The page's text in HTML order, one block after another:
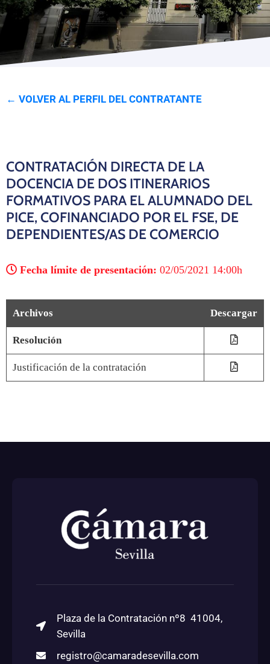
Programas
← VOLVER AL PERFIL DEL CONTRATANTE
CONTRATACIÓN DIRECTA DE LA
DOCENCIA DE DOS ITINERARIOS
FORMATIVOS PARA EL ALUMNADO DEL
PICE, COFINANCIADO POR EL FSE, DE
DEPENDIENTES/AS DE COMERCIO
Fecha límite de presentación: 02/05/2021 14:00h
Archivos Descargar
Resolución
Justificación de la contratación
Plaza de la Contratación nº8 41004,
Sevilla
registro@camaradesevilla.com